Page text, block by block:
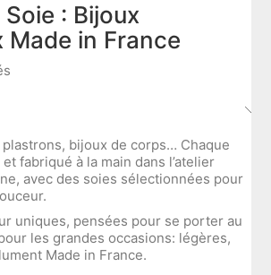
Soie : Bijoux
Made in France
plastrons, bijoux de corps… Chaque
fabriqué à la main dans l’atelier
avec des soies sélectionnées pour
uniques, pensées pour se porter au
les grandes occasions: légères,
Made in France.